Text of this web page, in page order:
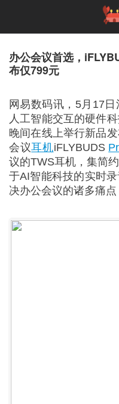
办公会议首选，
布仅799元
网易数码讯，5月17
人工智能交互的硬件
晚间在线上举行新品
会议耳机iFLYBUDS
议的TWS耳机，集简
于AI智能科技的实时
决办公会议的诸多痛点